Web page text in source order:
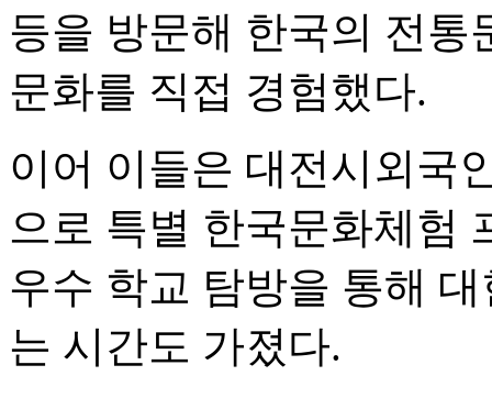
등을 방문해 한국의 전통
문화를 직접 경험했다.
이어 이들은 대전시외국
으로 특별 한국문화체험
우수 학교 탐방을 통해
는 시간도 가졌다.